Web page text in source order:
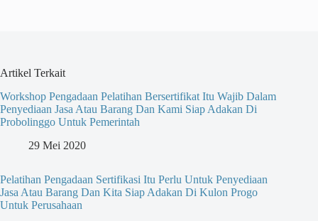
Artikel Terkait
Workshop Pengadaan Pelatihan Bersertifikat Itu Wajib Dalam
Penyediaan Jasa Atau Barang Dan Kami Siap Adakan Di
Probolinggo Untuk Pemerintah
29 Mei 2020
Pelatihan Pengadaan Sertifikasi Itu Perlu Untuk Penyediaan
Jasa Atau Barang Dan Kita Siap Adakan Di Kulon Progo
Untuk Perusahaan